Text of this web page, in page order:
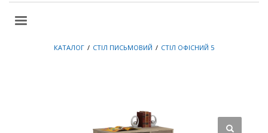
КАТАЛОГ СТІЛ ПИСЬМОВИЙ СТІЛ ОФІСНИЙ 5